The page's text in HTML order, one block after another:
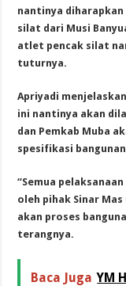
nantinya
silat dari Musi
atlet pencak silat
tuturnya.
Apriyadi
ini nantinya akan
dan Pemkab Muba
spesifikasi
“Semua
oleh pihak Sinar
akan proses
terangnya.
Baca Juga YM